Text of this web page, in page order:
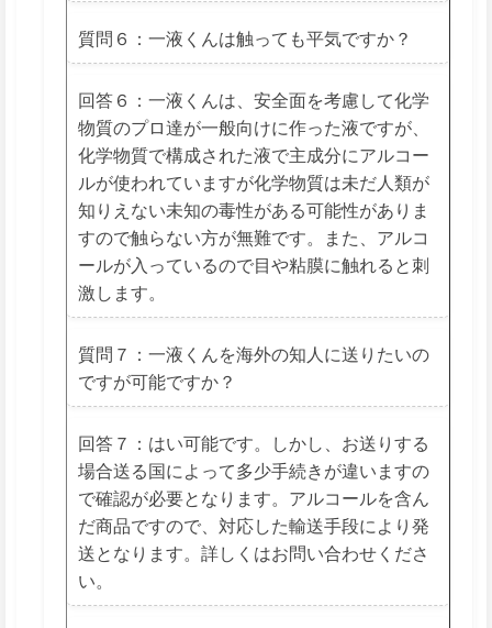
質問６：一液くんは触っても平気ですか？
回答６：一液くんは、安全面を考慮して化学
物質のプロ達が一般向けに作った液ですが、
化学物質で構成された液で主成分にアルコー
ルが使われていますが化学物質は未だ人類が
知りえない未知の毒性がある可能性がありま
すので触らない方が無難です。また、アルコ
ールが入っているので目や粘膜に触れると刺
激します。
質問７：一液くんを海外の知人に送りたいの
ですが可能ですか？
回答７：はい可能です。しかし、お送りする
場合送る国によって多少手続きが違いますの
で確認が必要となります。アルコールを含ん
だ商品ですので、対応した輸送手段により発
送となります。詳しくはお問い合わせくださ
い。